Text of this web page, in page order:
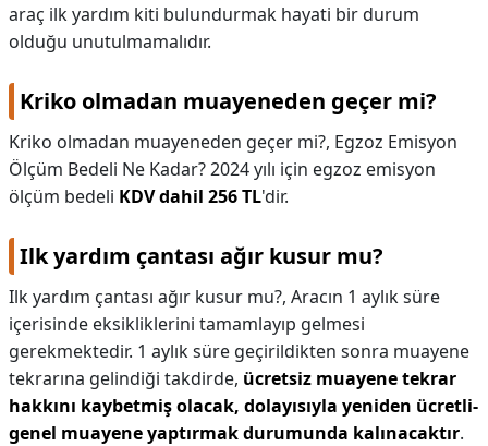
araç ilk yardım kiti bulundurmak hayati bir durum
olduğu unutulmamalıdır.
Kriko olmadan muayeneden geçer mi?
Kriko olmadan muayeneden geçer mi?, Egzoz Emisyon
Ölçüm Bedeli Ne Kadar? 2024 yılı için egzoz emisyon
ölçüm bedeli KDV dahil 256 TL'dir.
Ilk yardım çantası ağır kusur mu?
Ilk yardım çantası ağır kusur mu?, Aracın 1 aylık süre
içerisinde eksikliklerini tamamlayıp gelmesi
gerekmektedir. 1 aylık süre geçirildikten sonra muayene
tekrarına gelindiği takdirde, ücretsiz muayene tekrar
hakkını kaybetmiş olacak, dolayısıyla yeniden ücretli-
genel muayene yaptırmak durumunda kalınacaktır.